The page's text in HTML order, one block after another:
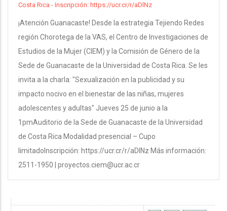
Costa Rica - Inscripción: https://ucr.cr/r/aDlNz
¡Atención Guanacaste! Desde la estrategia Tejiendo Redes
región Chorotega de la VAS, el Centro de Investigaciones de
Estudios de la Mujer (CIEM) y la Comisión de Género de la
Sede de Guanacaste de la Universidad de Costa Rica. Se les
invita a la charla: "Sexualización en la publicidad y su
impacto nocivo en el bienestar de las niñas, mujeres
adolescentes y adultas" Jueves 25 de junio a la
1pmAuditorio de la Sede de Guanacaste de la Universidad
de Costa Rica Modalidad presencial – Cupo
limitadoInscripción: https://ucr.cr/r/aDlNz Más información:
2511-1950 | proyectos.ciem@ucr.ac.cr